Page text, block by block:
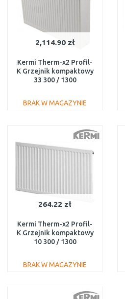
2,114.90 zł
Kermi Therm-x2 Profil-
K Grzejnik kompaktowy
33 300 / 1300
BRAK W MAGAZYNIE
Do porównania
264.22 zł
Kermi Therm-x2 Profil-
K Grzejnik kompaktowy
10 300 / 1300
BRAK W MAGAZYNIE
Do porównania